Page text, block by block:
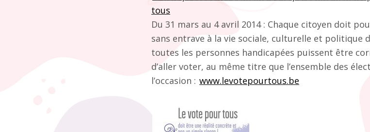
tous
Du 31 mars au 4 avril 2014 : Chaque citoyen doit
sans entrave à la vie sociale, culturelle et politique
toutes les personnes handicapées puissent être
d’aller voter, au même titre que l’ensemble des
l’occasion : www.levotepourtous.be